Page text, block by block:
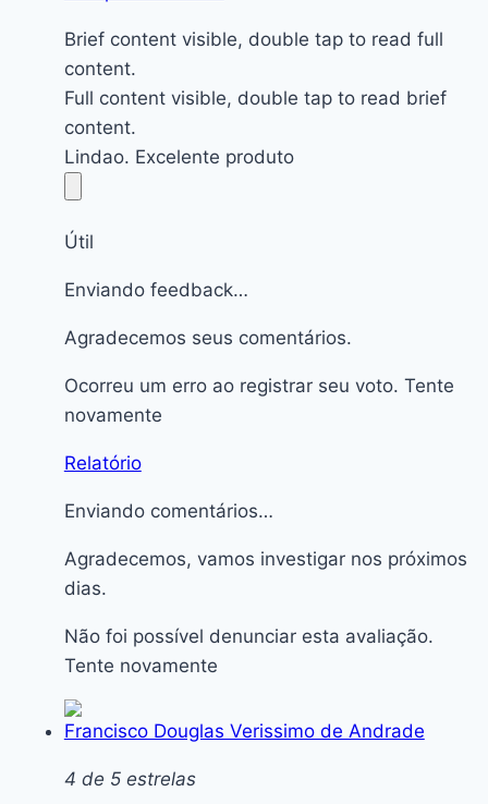
Brief content visible, double tap to read full
content.
Full content visible, double tap to read brief
content.
Lindao. Excelente produto
Útil
Enviando feedback…
Agradecemos seus comentários.
Ocorreu um erro ao registrar seu voto. Tente
novamente
Relatório
Enviando comentários…
Agradecemos, vamos investigar nos próximos
dias.
Não foi possível denunciar esta avaliação.
Tente novamente
Francisco Douglas Verissimo de Andrade
4 de 5 estrelas